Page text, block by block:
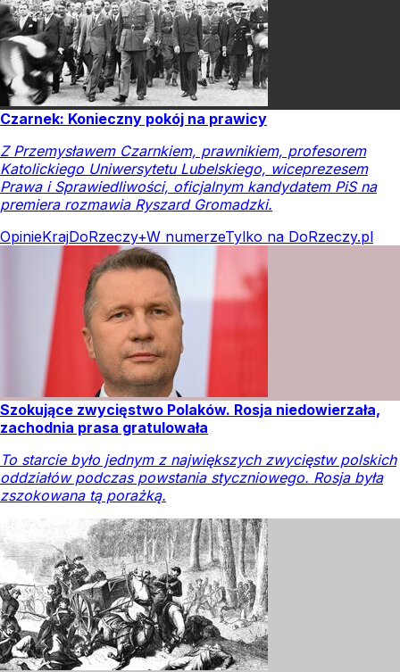
Czarnek: Konieczny pokój na prawicy
Z Przemysławem Czarnkiem, prawnikiem, profesorem
Katolickiego Uniwersytetu Lubelskiego, wiceprezesem
Prawa i Sprawiedliwości, oficjalnym kandydatem PiS na
premiera rozmawia Ryszard Gromadzki.
OpinieKrajDoRzeczy+W numerzeTylko na DoRzeczy.pl
Szokujące zwycięstwo Polaków. Rosja niedowierzała,
zachodnia prasa gratulowała
To starcie było jednym z największych zwycięstw polskich
oddziałów podczas powstania styczniowego. Rosja była
zszokowana tą porażką.